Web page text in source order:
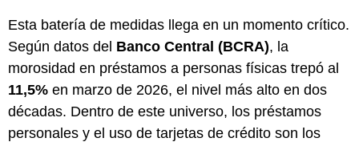
Esta batería de medidas llega en un momento crítico.
Según datos del Banco Central (BCRA), la
morosidad en préstamos a personas físicas trepó al
11,5% en marzo de 2026, el nivel más alto en dos
décadas. Dentro de este universo, los préstamos
personales y el uso de tarjetas de crédito son los